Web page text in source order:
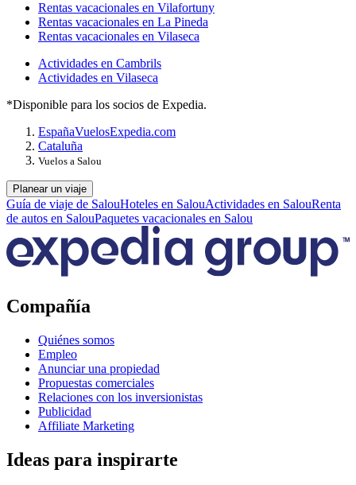
Rentas vacacionales en Vilafortuny
Rentas vacacionales en La Pineda
Rentas vacacionales en Vilaseca
Actividades en Cambrils
Actividades en Vilaseca
*Disponible para los socios de Expedia.
EspañaVuelosExpedia.com
Cataluña
Vuelos a Salou
Planear un viaje
Guía de viaje de SalouHoteles en SalouActividades en SalouRenta
de autos en SalouPaquetes vacacionales en Salou
Compañía
Quiénes somos
Empleo
Anunciar una propiedad
Propuestas comerciales
Relaciones con los inversionistas
Publicidad
Affiliate Marketing
Ideas para inspirarte